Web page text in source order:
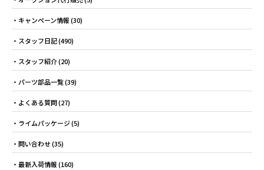
キャンペーン情報(30)
スタッフ日記(490)
スタッフ紹介(20)
パーツ部品一覧(39)
よくある質問(27)
ライムパッケージ(5)
問い合わせ(35)
最新入荷情報(160)